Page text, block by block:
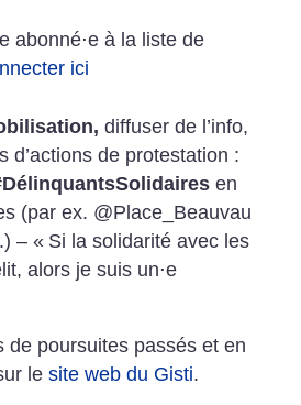
abonné⋅e à la liste de
ici
diffuser de l’info,
d’actions de protestation :
en
(par ex. @Place_Beauvau
– « Si la solidarité avec les
alors je suis un⋅e
de poursuites passés et en
lesite web du Gisti.